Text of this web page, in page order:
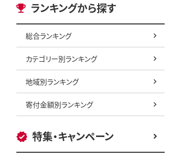
ランキングから探す
総合ランキング
カテゴリー別ランキング
地域別ランキング
寄付金額別ランキング
特集・キャンペーン